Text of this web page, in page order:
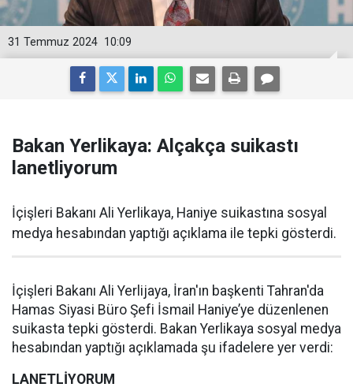
10:09
31 Temmuz 2024
Bakan Yerlikaya: Alçakça suikastı
lanetliyorum
İçişleri Bakanı Ali Yerlikaya, Haniye suikastına sosyal
medya hesabından yaptığı açıklama ile tepki gösterdi.
İçişleri Bakanı Ali Yerlijaya, İran'ın başkenti Tahran'da
Hamas Siyasi Büro Şefi İsmail Haniye’ye düzenlenen
suikasta tepki gösterdi. Bakan Yerlikaya sosyal medya
hesabından yaptığı açıklamada şu ifadelere yer verdi:
LANETLİYORUM